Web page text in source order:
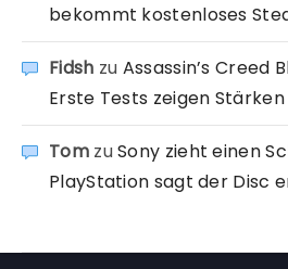
bekommt kostenloses
Fidsh zu Assassin’s Creed
Erste Tests zeigen
TomzuSony zieht einen
PlayStation sagt der Disc